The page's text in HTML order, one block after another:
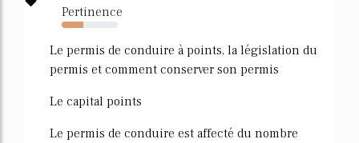
Pertinence
38%
Le permis de conduire à points, la législation du
permis et comment conserver son permis
Le capital points
Le permis de conduire est affecté du nombre